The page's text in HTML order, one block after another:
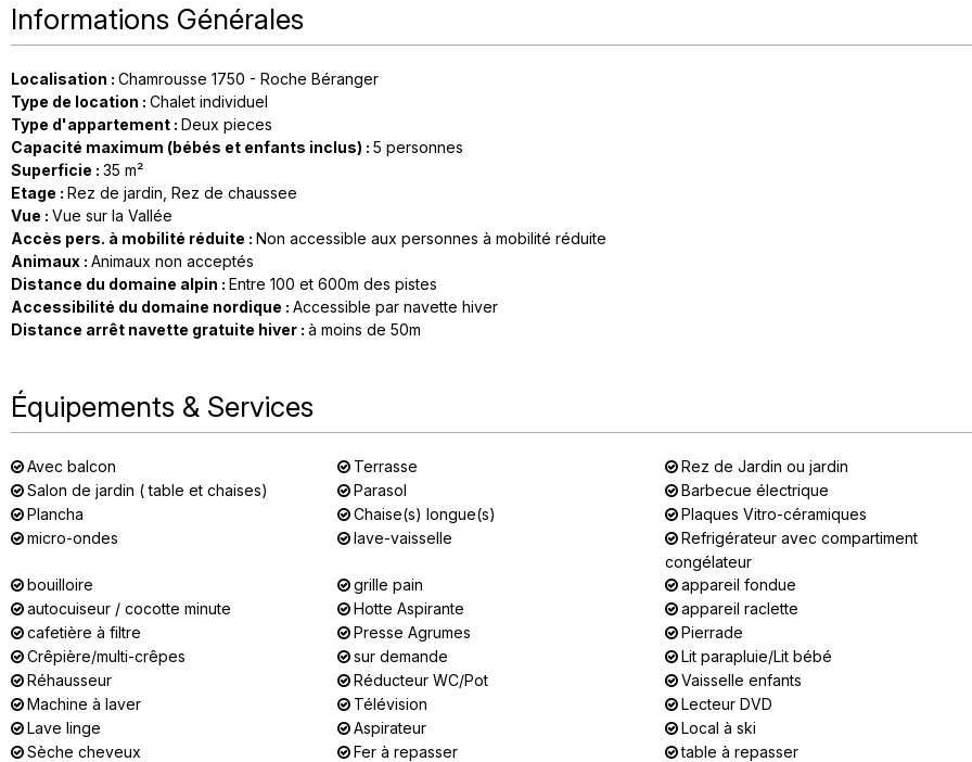
Informations Générales
Localisation : Chamrousse 1750 - Roche Béranger
Type de location : Chalet individuel
Type d'appartement : Deux pieces
Capacité maximum (bébés et enfants inclus) : 5 personnes
Superficie : 35 m²
Etage : Rez de jardin Rez de chaussee
Vue : Vue sur la Vallée
Accès pers. à mobilité réduite : Non accessible aux personnes à mobilité réduite
Animaux : Animaux non acceptés
Distance du domaine alpin : Entre 100 et 600m des pistes
Accessibilité du domaine nordique : Accessible par navette hiver
Distance arrêt navette gratuite hiver : à moins de 50m
Équipements & Services
Avec balcon Terrasse
Rez de Jardin ou jardin
Salon de jardin ( table et chaises)
Parasol
Barbecue électrique
Plancha
Chaise(s) longue(s)
Plaques Vitro-céramiques
micro-ondes
lave-vaisselle
Refrigérateur avec compartiment
congélateur
bouilloire
grille pain
appareil fondue
autocuiseur / cocotte minute
Hotte Aspirante
appareil raclette
cafetière à filtre
Presse Agrumes
Pierrade
Crêpière/multi-crêpes
sur demande
Lit parapluie/Lit bébé
Réhausseur
Réducteur WC/Pot
Vaisselle enfants
Machine à laver
Télévision
Lecteur DVD
Lave linge
Aspirateur
Local à ski
Sèche cheveux
Fer à repasser
table à repasser